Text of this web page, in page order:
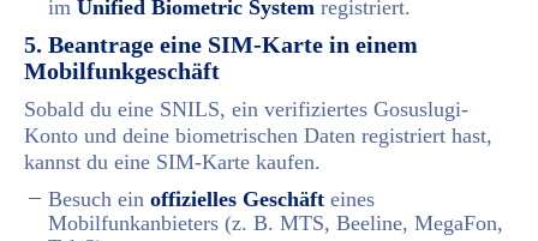
im Unified Biometric System registriert.
5. Beantrage eine SIM-Karte in einem
Mobilfunkgeschäft
Sobald du eine SNILS, ein verifiziertes Gosuslugi-
Konto und deine biometrischen Daten registriert hast,
kannst du eine SIM-Karte kaufen.
Besuch ein offizielles Geschäft eines
Mobilfunkanbieters (z. B. MTS, Beeline, MegaFon,